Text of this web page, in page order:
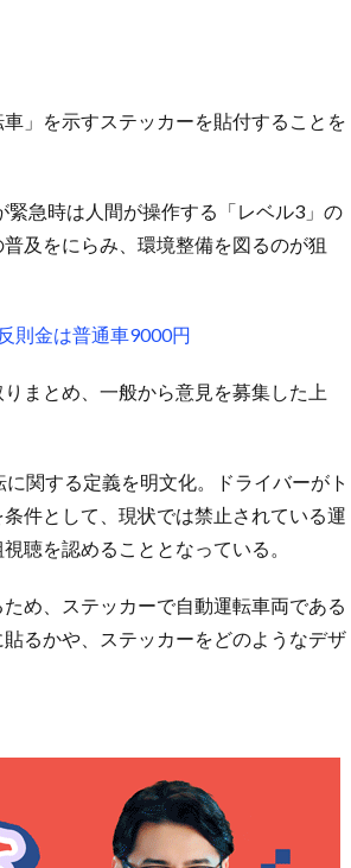
」を示すステッカーを貼付することを
急時は人間が操作する「レベル3」の
及をにらみ、環境整備を図るのが狙
則金は普通車9000円
まとめ、一般から意見を募集した上
関する定義を明文化。ドライバーがト
件として、現状では禁止されている運
聴を認めることとなっている。
め、ステッカーで自動運転車両である
るかや、ステッカーをどのようなデザ